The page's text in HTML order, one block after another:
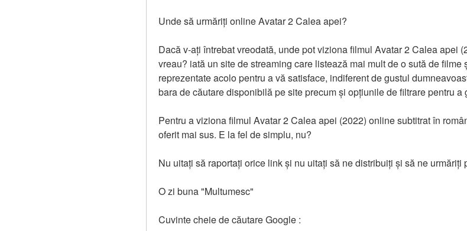
Unde să urmăriți online Avatar 2 Calea apei?
Dacă v-ați întrebat vreodată, unde pot viziona filmul Avatar 2 Calea apei
vreau? iată un site de streaming care listează mai mult de o sută de
reprezentate acolo pentru a vă satisface, indiferent de gustul
bara de căutare disponibilă pe site precum și opțiunile de filtrare pentru a
Pentru a viziona filmul Avatar 2 Calea apei (2022) online subtitrat în
oferit mai sus. E la fel de simplu, nu?
Nu uitați să raportați orice link și nu uitați să ne distribuiți și să ne urmăriți
O zi buna "Multumesc"
Cuvinte cheie de căutare Google :